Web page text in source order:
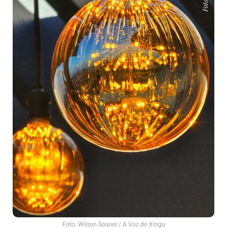
Foto: Wilson Soares / A Voz do Xingu